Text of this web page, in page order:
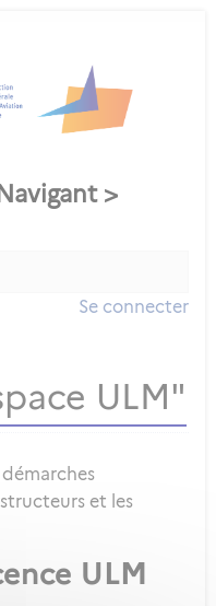
Se connecter
ULM"
et les
ULM